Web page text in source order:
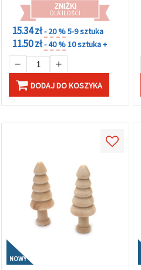
ZNIŻKI
DLA ILOŚCI
15.34 zł- 20 %5-9 sztuka
11.50 zł- 40 %10 sztuka +
DODAJ DO KOSZYKA
NOWY